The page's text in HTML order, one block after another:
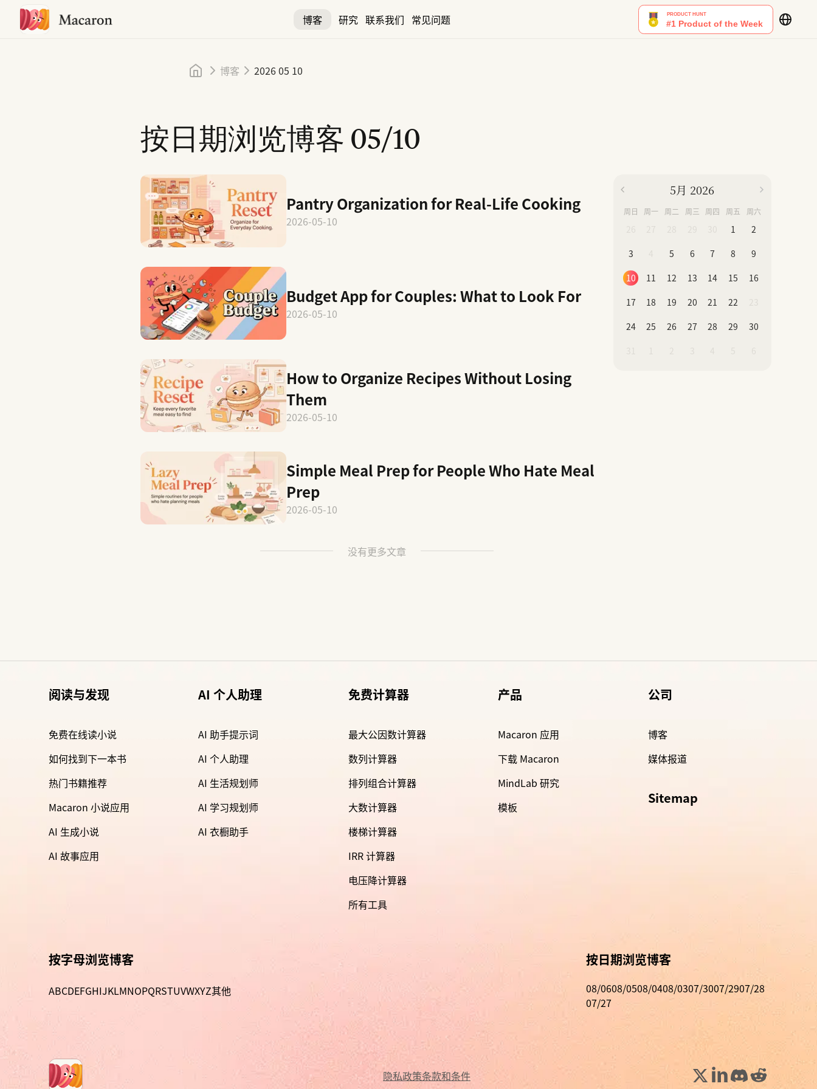
博客 研究 联系我们 常见问题
首页博客 2026 05 10
按日期浏览博客05/10
Pantry Organization for Real-Life Cooking
2026-05-10
Budget App for Couples: What to Look For
2026-05-10
How to Organize Recipes Without Losing
Them
2026-05-10
Simple Meal Prep for People Who Hate Meal
Prep
2026-05-10
没有更多文章
5月 2026
周日 周一 周二 周三 周四 周五 周六
1
2
3
5 6 7 8
9
10
11 12 13 14 15
16
17
18 19 20 21 22
24
25 26 27 28 29
30
阅读与发现
免费在线读小说
如何找到下一本书
热门书籍推荐
Macaron 小说应用
AI 生成小说
AI 故事应用
AI 个人助理
AI 助手提示词
AI 个人助理
AI 生活规划师
AI 学习规划师
AI 衣橱助手
免费计算器
最大公因数计算器
数列计算器
排列组合计算器
大数计算器
楼梯计算器
IRR 计算器
电压降计算器
所有工具
产品
Macaron 应用
下载 Macaron
MindLab 研究
模板
公司
博客
媒体报道
Sitemap
按字母浏览博客
ABCDEFGHIJKLMNOPQRSTUVWXYZ其他
按日期浏览博客
08/0608/0508/0408/0307/3007/2907/28
07/27
隐私政策条款和条件